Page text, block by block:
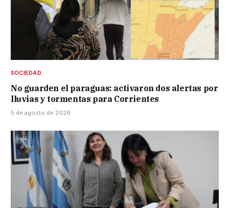
SOCIEDAD
No guarden el paraguas: activaron dos alertas por
lluvias y tormentas para Corrientes
5 de agosto de 2026